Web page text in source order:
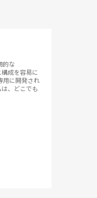
的な
成を容易に
用に開発され
、どこでも